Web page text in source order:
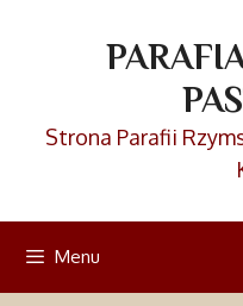
Strona Parafii
Menu